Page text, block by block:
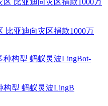
比亚迪向灾区捐款1000万
构型 蚂蚁灵波LingB